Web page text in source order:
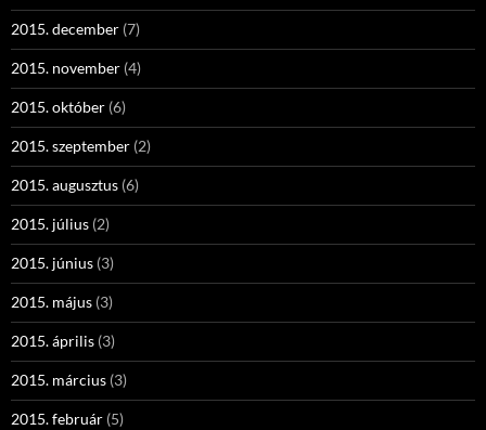
2015. december (7)
2015. november (4)
2015. október (6)
2015. szeptember (2)
2015. augusztus (6)
2015. július (2)
2015. június (3)
2015. május (3)
2015. április (3)
2015. március (3)
2015. február (5)